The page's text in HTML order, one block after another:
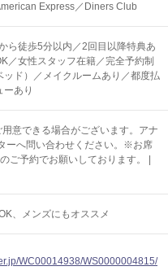
Express／Diners Club
ら徒歩5分以内／2回目以降特典あ
／女性スタッフ在籍／完全予約制
ッド）／メイクルームあり／都度払
ーあり
意できる場合がございます。アナ
ーへ問い合わせください。※お席
ご予約でお願いしております。 |
メンズにもオススメ
WC00014938/WS0000004815/